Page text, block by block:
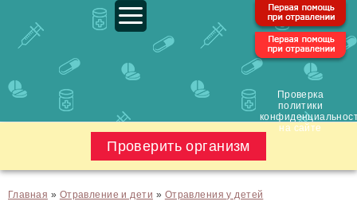
Проверка
политики
на сайте
Проверить организм
Главная » Отравление и дети » Отравления у детей